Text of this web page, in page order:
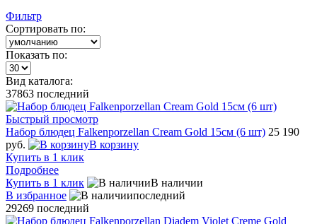
Фильтр
Сортировать по:
Показать по:
Вид каталога:
37863 последний
Быстрый просмотр
Набор блюдец Falkenporzellan Cream Gold 15см (6 шт) 25 190
руб.
В корзину
Купить в 1 клик
Подробнее
Купить в 1 клик
В наличии
В избранное
последний
29269 последний